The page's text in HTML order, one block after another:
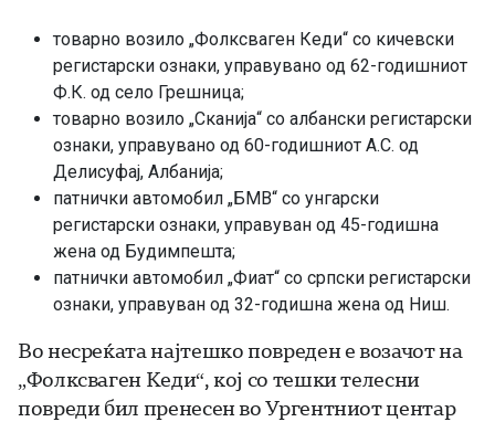
товарно возило „Фолксваген Кеди“ со кичевски
регистарски ознаки, управувано од 62-годишниот
Ф.К. од село Грешница;
товарно возило „Сканија“ со албански регистарски
ознаки, управувано од 60-годишниот А.С. од
Делисуфај, Албанија;
патнички автомобил „БМВ“ со унгарски
регистарски ознаки, управуван од 45-годишна
жена од Будимпешта;
патнички автомобил „Фиат“ со српски регистарски
ознаки, управуван од 32-годишна жена од Ниш.
Во несреќата најтешко повреден е возачот на
„Фолксваген Кеди“, кој со тешки телесни
повреди бил пренесен во Ургентниот центар